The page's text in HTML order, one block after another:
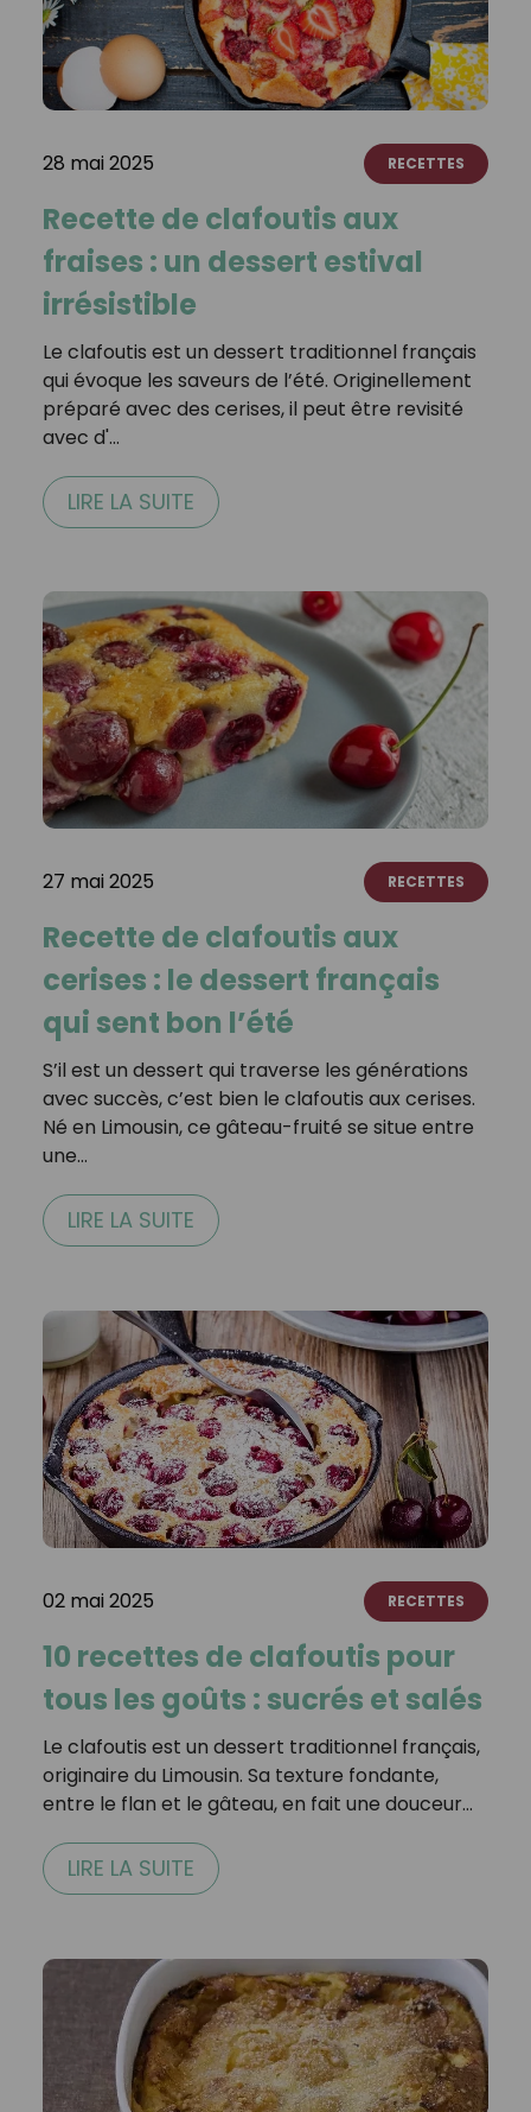
28 mai 2025 RECETTES
Recette de clafoutis aux
fraises : un dessert estival
irrésistible
Le clafoutis est un dessert traditionnel français
qui évoque les saveurs de l’été. Originellement
préparé avec des cerises, il peut être revisité
avec d'…
LIRE LA SUITE
27 mai 2025 RECETTES
Recette de clafoutis aux
cerises : le dessert français
qui sent bon l’été
S’il est un dessert qui traverse les générations
avec succès, c’est bien le clafoutis aux cerises.
Né en Limousin, ce gâteau-fruité se situe entre
une…
LIRE LA SUITE
02 mai 2025 RECETTES
10 recettes de clafoutis pour
tous les goûts : sucrés et salés
Le clafoutis est un dessert traditionnel français,
originaire du Limousin. Sa texture fondante,
entre le flan et le gâteau, en fait une douceur…
LIRE LA SUITE